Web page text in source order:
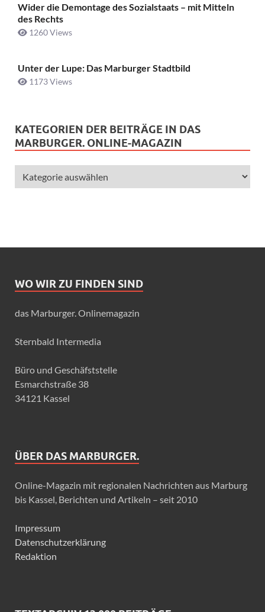
Wider die Demontage des Sozialstaats – mit Mitteln
des Rechts
1260 Views
Unter der Lupe: Das Marburger Stadtbild
1173 Views
KATEGORIEN DER BEITRÄGE IN DAS
MARBURGER. ONLINE-MAGAZIN
WO WIR ZU FINDEN SIND
das Marburger. Onlinemagazin
Sternbald Intermedia
Büro und Geschäfststelle
Esmarchstraße 38
34121 Kassel
ÜBER DAS MARBURGER.
Online-Magazin mit regionalen Nachrichten aus Marburg
bis Kassel, Berichten und Artikeln – seit 2010
Impressum
Datenschutzerklärung
Redaktion